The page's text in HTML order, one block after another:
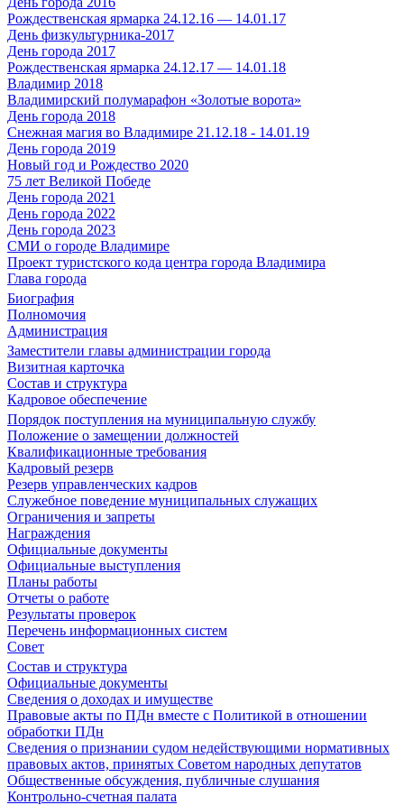
Рождественская ярмарка 24.12.16 — 14.01.17
День физкультурника-2017
День города 2017
Рождественская ярмарка 24.12.17 — 14.01.18
Владимир 2018
Владимирский полумарафон «Золотые ворота»
День города 2018
Снежная магия во Владимире 21.12.18 - 14.01.19
День города 2019
Новый год и Рождество 2020
75 лет Великой Победе
День города 2021
День города 2022
День города 2023
СМИ о городе Владимире
Проект туристского кода центра города Владимира
Глава города
Биография
Полномочия
Администрация
Заместители главы администрации города
Визитная карточка
Состав и структура
Кадровое обеспечение
Порядок поступления на муниципальную службу
Положение о замещении должностей
Квалификационные требования
Кадровый резерв
Резерв управленческих кадров
Служебное поведение муниципальных служащих
Ограничения и запреты
Награждения
Официальные документы
Официальные выступления
Планы работы
Отчеты о работе
Результаты проверок
Перечень информационных систем
Совет
Состав и структура
Официальные документы
Сведения о доходах и имуществе
Правовые акты по ПДн вместе с Политикой в отношении
обработки ПДн
Сведения о признании судом недействующими нормативных
правовых актов, принятых Советом народных депутатов
Общественные обсуждения, публичные слушания
Контрольно-счетная палата